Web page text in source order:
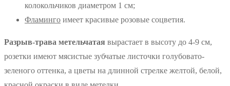
колокольчиков диаметром 1 см;
Фламинго имеет красивые розовые соцветия.
Разрыв-трава метельчатая вырастает в высоту до 4-9 см,
розетки имеют мясистые зубчатые листочки голубовато-
зеленого оттенка, а цветы на длинной стрелке желтой, белой,